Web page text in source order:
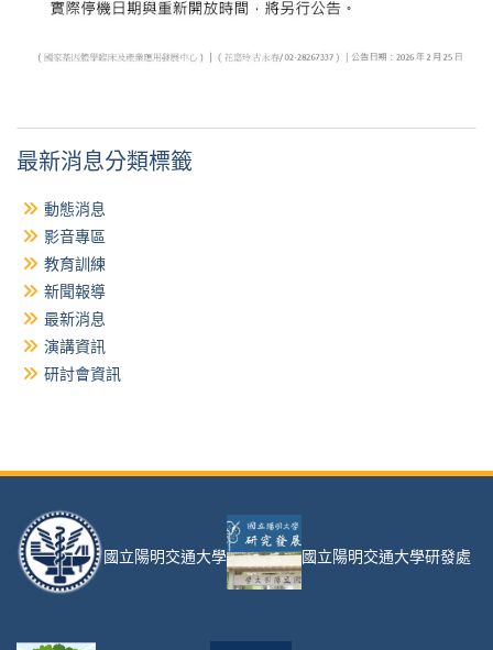
最新消息分類標籤
動態消息
影音專區
教育訓練
新聞報導
最新消息
演講資訊
研討會資訊
國立陽明交通大學 國立陽明交通大學研發處